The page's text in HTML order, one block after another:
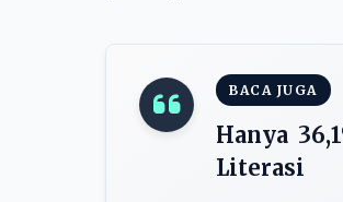
BACA JUGA
Hanya
Literasi